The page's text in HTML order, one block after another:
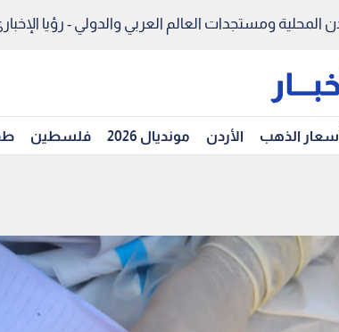
المحلية ومستجدات العالم العربي والدولي - رؤيا
الذهب الأردن مونديال 2026 فلسطين